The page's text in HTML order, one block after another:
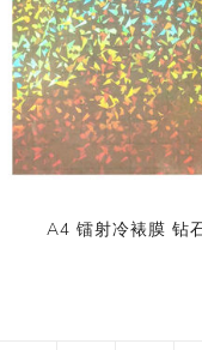
A4 镭射冷裱膜 钻